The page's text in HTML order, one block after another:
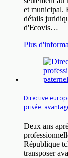
et municipal.
détails
d'Ecovis…
Plus
Directive
privée:
Deux ans
République
transposer